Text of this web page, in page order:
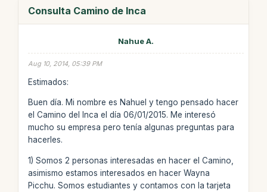
Consulta Camino de Inca
Nahue A.
Aug 10, 2014, 05:39 PM
Estimados:
Buen día. Mi nombre es Nahuel y tengo pensado hacer
el Camino del Inca el día 06/01/2015. Me interesó
mucho su empresa pero tenía algunas preguntas para
hacerles.
1) Somos 2 personas interesadas en hacer el Camino,
asimismo estamos interesados en hacer Wayna
Picchu. Somos estudiantes y contamos con la tarjeta